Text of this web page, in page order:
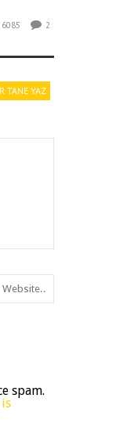
6085 2
TANE YAZ
spam.